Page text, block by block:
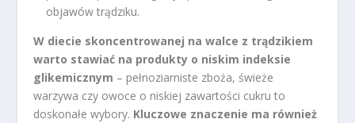
objawów trądziku.
W diecie skoncentrowanej na walce z trądzikiem
warto stawiać na produkty o niskim indeksie
glikemicznym – pełnoziarniste zboża, świeże
warzywa czy owoce o niskiej zawartości cukru to
doskonałe wybory. Kluczowe znaczenie ma również